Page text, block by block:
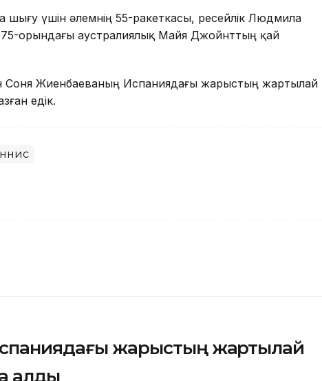
шығу үшін әлемнің 55-ракеткасы, ресейлік Людмила
орындағы аустралиялық Майя Джойнттың қай
Соня Жиенбаеваның Испаниядағы жарыстың жартылай
едік.
жарыстың жартылай
алды